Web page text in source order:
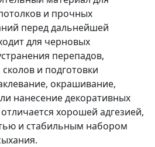
и прочных
перед дальнейшей
для черновых
перепадов,
и подготовки
окрашивание,
нанесение декоративных
хорошей адгезией,
и стабильным набором